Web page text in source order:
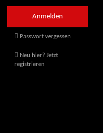
Passwort vergessen
Neu hier? Jetzt
registrieren